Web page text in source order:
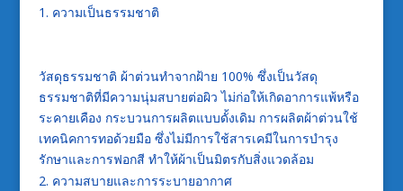
ความเป็นธรรมชาติ
วัสดุธรรมชาติ ผ้าต่วนทำจากฝ้าย 100% ซึ่งเป็นวัสดุ
ธรรมชาติที่มีความนุ่มสบายต่อผิว ไม่ก่อให้เกิดอาการแพ้หรือ
ระคายเคือง กระบวนการผลิตแบบดั้งเดิม การผลิตผ้าต่วนใช้
เทคนิคการทอด้วยมือ ซึ่งไม่มีการใช้สารเคมีในการบำรุง
รักษาและการฟอกสี ทำให้ผ้าเป็นมิตรกับสิ่งแวดล้อม
ความสบายและการระบายอากาศ